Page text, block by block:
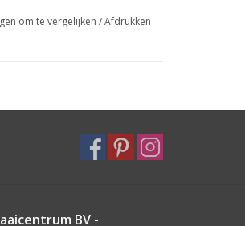
om te vergelijken /Afdrukken
BV -